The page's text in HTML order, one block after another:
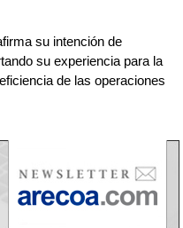
su intención de
su experiencia para la
de las operaciones